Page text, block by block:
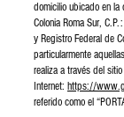
domicilio ubicado en la
Colonia Roma Sur,
y Registro Federal de
particularmente
realiza a través del
Internet: https://
referido como el